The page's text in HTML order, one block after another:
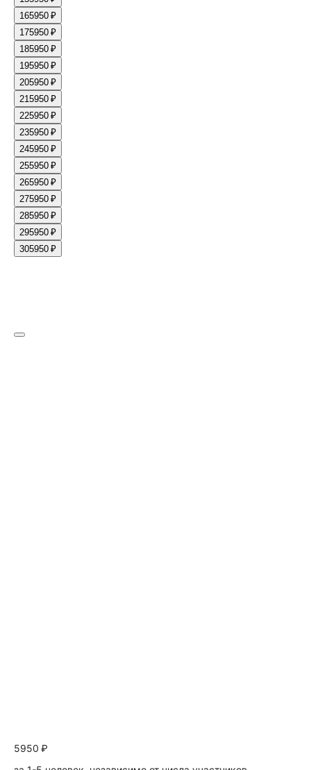
165950 ₽
175950 ₽
185950 ₽
195950 ₽
205950 ₽
215950 ₽
225950 ₽
235950 ₽
245950 ₽
255950 ₽
265950 ₽
275950 ₽
285950 ₽
295950 ₽
305950 ₽
5950 ₽